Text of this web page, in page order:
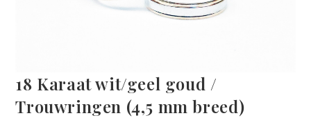
18 Karaat wit/geel goud /
Trouwringen (4,5 mm breed)